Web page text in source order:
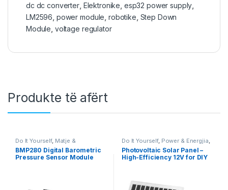
dc dc converter, Elektronike esp32 power supply
LM2596 power module robotike Step Down
Module voltage regulator
Produkte të afërt
Do It Yourself, Matje &
Instrumente,Robotika
BMP280 Digital Barometric
Pressure Sensor Module
Do It Yourself, Power & Energjia,
Robotika
Photovoltaic Solar Panel –
High-Efficiency 12V for DIY